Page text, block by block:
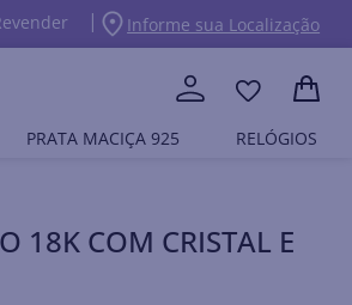
Informe sua Localização
PRATA MACIÇA 925 RELÓGIOS
18K COM CRISTAL E